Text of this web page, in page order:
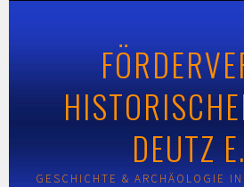
DEUTZ
GESCHICHTE & ARCHÄOLOGIE